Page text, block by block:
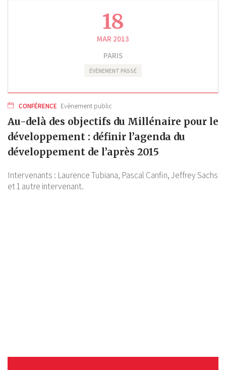
18
MAR 2013
PARIS
ÉVÈNEMENT PASSÉ
CONFÉRENCE Evènement public
Au-delà des objectifs du Millénaire pour le
développement : définir l’agenda du
développement de l’après 2015
Intervenants : Laurence Tubiana, Pascal Canfin,Jeffrey Sachs
et 1 autre intervenant.